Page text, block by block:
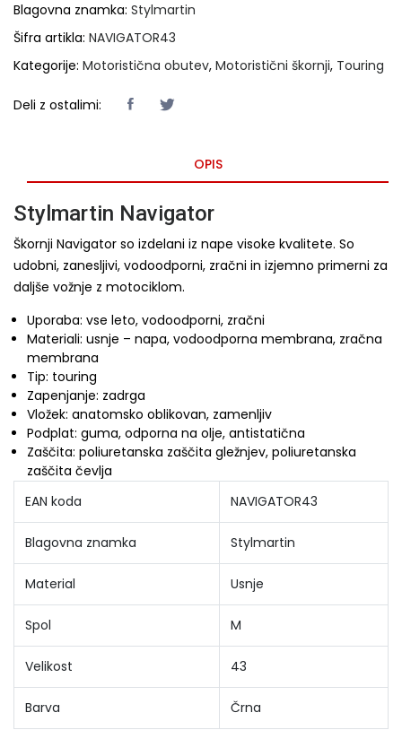
Blagovna znamka: Stylmartin
Šifra artikla: NAVIGATOR43
Kategorije: Motoristična obutev, Motoristični škornji, Touring
Deli z ostalimi:
OPIS
Stylmartin Navigator
Škornji Navigator so izdelani iz nape visoke kvalitete. So
udobni, zanesljivi, vodoodporni, zračni in izjemno primerni za
daljše vožnje z motociklom.
Uporaba: vse leto, vodoodporni, zračni
Materiali: usnje – napa, vodoodporna membrana, zračna
membrana
Tip: touring
Zapenjanje: zadrga
Vložek: anatomsko oblikovan, zamenljiv
Podplat: guma, odporna na olje, antistatična
Zaščita: poliuretanska zaščita gležnjev, poliuretanska
zaščita čevlja
EAN koda
NAVIGATOR43
Blagovna znamka Stylmartin
Material Usnje
Spol M
Velikost 43
Barva Črna